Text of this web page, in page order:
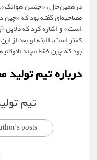
درهمین‌حال، «جنسن هوانگ»،
مصاحبه‌ایگفته بود که
است» و اشاره کرد که دلایل
کمتر است. البته او بعد از
بود که چین فقط «چند
درباره تیم تولید
تیم
posts